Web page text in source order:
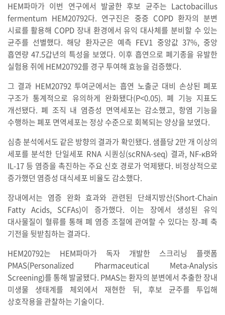
HEM파마가 이번 연구에서 발굴한 후보 균주는 Lactobacillus
fermentum HEM20792다. 연구진은 중증 COPD 환자의 분변
시료를 활용해 COPD 장내 환경에서 유익 대사체를 분비할 수 있는
균주를 선별했다. 해당 환자군은 예측 FEV1 중앙값 37%, 중앙
흡연량 47.5갑년의 특성을 보였다. 이후 흡연으로 폐기종을 유발한
실험용 쥐에 HEM20792를 경구 투여해 효능을 검증했다.
그 결과 HEM20792 투여군에서는 흡연 노출군 대비 손상된 폐포
구조가 통계적으로 유의하게 완화됐다(P<0.05). 폐 기능 지표도
개선됐다. 폐 조직 내 염증성 면역세포는 감소했고, 항염 기능을
수행하는 폐포 면역세포는 정상 수준으로 회복되는 양상을 보였다.
심층 분석에서도 같은 방향의 결과가 확인됐다. 샘플당 2만 개 이상의
세포를 분석한 단일세포 RNA 시퀀싱(scRNA-seq) 결과, NF-κB와
IL-17 등 염증을 촉진하는 주요 신호 경로가 억제됐다. 비정상적으로
증가했던 염증성 대식세포 비율도 감소했다.
장내에서는 염증 완화 효과와 관련된 단쇄지방산(Short-Chain
Fatty Acids, SCFAs)이 증가했다. 이는 장에서 생성된 유익
대사물질이 혈류를 통해 폐 염증 조절에 관여할 수 있다는 장-폐 축
기전을 뒷받침하는 결과다.
HEM20792는 HEM파마가 독자 개발한 스크리닝 플랫폼
PMAS(Personalized Pharmaceutical Meta-Analysis
Screening)를 통해 발굴됐다. PMAS는 환자의 분변에서 추출한 장내
미생물 생태계를 체외에서 재현한 뒤, 후보 균주를 투입해
상호작용을 관찰하는 기술이다.